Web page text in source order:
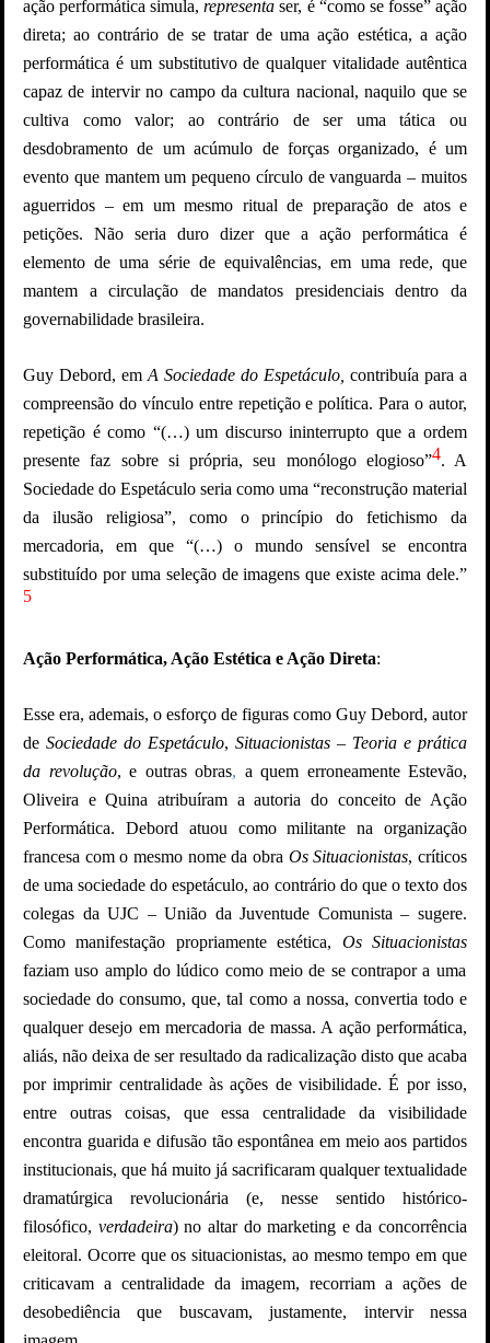
ação performática simula, representaser, é “como se fosse” ação
direta; ao contrário de se tratar de uma ação estética, a ação
performática é um substitutivo de qualquer vitalidade autêntica
capaz de intervir no campo da cultura nacional, naquilo que se
cultiva como valor; ao contrário de ser uma tática ou
desdobramento de um acúmulo de forças organizado, é um
evento que mantem um pequeno círculo de vanguarda – muitos
aguerridos – em um mesmo ritual de preparação de atos e
petições. Não seria duro dizer que a ação performática é
elemento de uma série de equivalências, em uma rede, que
mantem a circulação de mandatos presidenciais dentro da
governabilidade brasileira.
Guy Debord, emA Sociedade do Espetáculo, contribuía para a
compreensão do vínculo entre repetição e política. Para o autor,
repetição é como “(…) um discurso ininterrupto que a ordem
presente faz sobre si própria, seu monólogo elogioso”4. A
Sociedade do Espetáculo seria como uma “reconstrução material
da ilusão religiosa”, como o princípio do fetichismo da
mercadoria, em que “(…) o mundo sensível se encontra
substituído por uma seleção de imagens que existe acima dele.”
5
Ação Performática, Ação Estética e Ação Direta:
Esse era, ademais, o esforço de figuras como Guy Debord, autor
de Sociedade do Espetáculo, Situacionistas – Teoria e prática
da revolução, e outras obras, a quem erroneamente Estevão,
Oliveira e Quina atribuíram a autoria do conceito de Ação
Performática. Debord atuou como militante na organização
francesa com o mesmo nome da obra Os Situacionistas, críticos
de uma sociedade do espetáculo, ao contrário do que o texto dos
colegas da UJC – União da Juventude Comunista – sugere.
Como manifestação propriamente estética, Os Situacionistas
faziam uso amplo do lúdico como meio de se contrapor a uma
sociedade do consumo, que, tal como a nossa, convertia todo e
qualquer desejo em mercadoria de massa. A ação performática,
aliás, não deixa de ser resultado da radicalização disto que acaba
por imprimir centralidade às ações de visibilidade. É por isso,
entre outras coisas, que essa centralidade da visibilidade
encontra guarida e difusão tão espontânea em meio aos partidos
institucionais, que há muito já sacrificaram qualquer textualidade
dramatúrgica revolucionária (e, nesse sentido histórico-
filosófico, verdadeira) no altar do marketing e da concorrência
eleitoral. Ocorre que os situacionistas, ao mesmo tempo em que
criticavam a centralidade da imagem, recorriam a ações de
desobediência que buscavam, justamente, intervir nessa